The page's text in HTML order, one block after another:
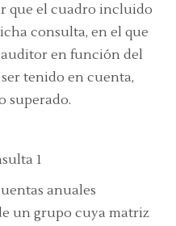
que el cuadro incluido
consulta, en el que
en función del
tenido en cuenta,
superado.
1
anuales
un grupo cuya matriz